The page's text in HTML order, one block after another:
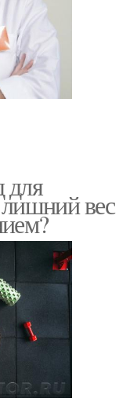
для
вес